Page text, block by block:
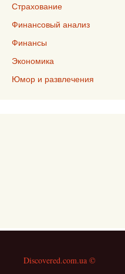
Страхование
Финансовый анализ
Финансы
Экономика
Юмор и развлечения
Discovered.com.ua ©